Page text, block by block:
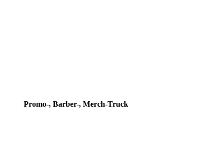
Promo-, Barber-, Merch-Truck